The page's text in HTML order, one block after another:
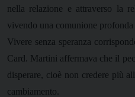
nella relazione e attraverso la
vivendo una comunione
Vivere senza speranza
Card. Martini affermava che il
disperare, cioè non credere più
cambiamento.